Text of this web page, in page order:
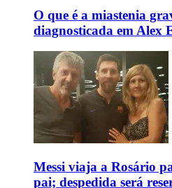
O que é a miastenia
diagnosticada em Alex
Messi viaja a Rosário
pai; despedida será